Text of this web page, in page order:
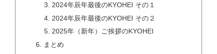
2024年辰年最後のKYOHEI その１
2024年辰年最後のKYOHEI その２
2025年（新年）ご挨拶のKYOHEI
まとめ